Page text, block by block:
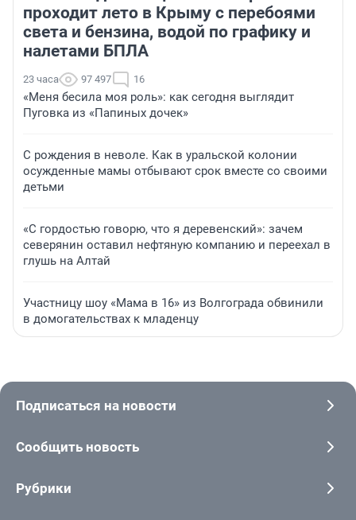
проходит лето в Крыму с перебоями
света и бензина, водой по графику и
налетами БПЛА
23 часа 97 497 16
«Меня бесила моя роль»: как сегодня выглядит
Пуговка из «Папиных дочек»
С рождения в неволе. Как в уральской колонии
осужденные мамы отбывают срок вместе со своими
детьми
«С гордостью говорю, что я деревенский»: зачем
северянин оставил нефтяную компанию и переехал в
глушь на Алтай
Участницу шоу «Мама в 16» из Волгограда обвинили
в домогательствах к младенцу
Подписаться на новости
Сообщить новость
Рубрики